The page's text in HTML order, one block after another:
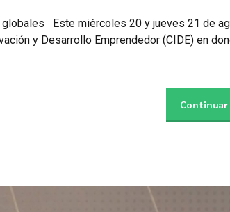
globales Este miércoles 20 y jueves 21 de
y Desarrollo Emprendedor (CIDE) en
Continuar